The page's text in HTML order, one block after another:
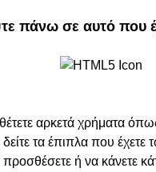
πάνω σε αυτό που
αρκετά χρήματα
τα έπιπλα που έχετε
προσθέσετε ή να κάνετε